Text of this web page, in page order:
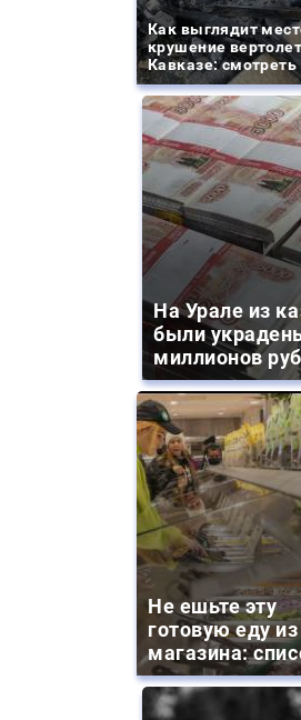
Как выглядит
крушение
Кавказе: смотреть
На Урале из
были
миллионов
Не ешьте эту
готовую еду из
магазина: